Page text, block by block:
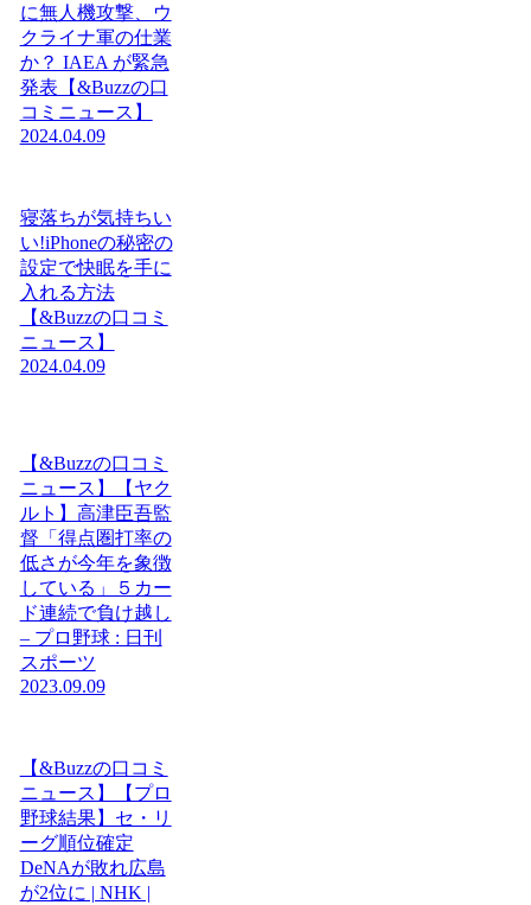
に無人機攻撃、ウ
クライナ軍の仕業
か？ IAEA が緊急
発表【&Buzzの口
コミニュース】
2024.04.09
寝落ちが気持ちい
い!iPhoneの秘密の
設定で快眠を手に
入れる方法
【&Buzzの口コミ
ニュース】
2024.04.09
【&Buzzの口コミ
ニュース】【ヤク
ルト】高津臣吾監
督「得点圏打率の
低さが今年を象徴
している」５カー
ド連続で負け越し
– プロ野球 : 日刊
スポーツ
2023.09.09
【&Buzzの口コミ
ニュース】【プロ
野球結果】セ・リ
ーグ順位確定
DeNAが敗れ広島
が2位に | NHK |